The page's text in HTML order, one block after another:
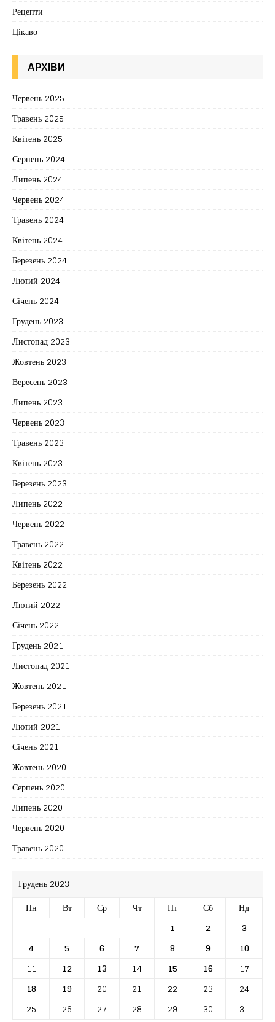
Рецепти
Цікаво
АРХІВИ
Червень 2025
Травень 2025
Квітень 2025
Серпень 2024
Липень 2024
Червень 2024
Травень 2024
Квітень 2024
Березень 2024
Лютий 2024
Січень 2024
Грудень 2023
Листопад 2023
Жовтень 2023
Вересень 2023
Липень 2023
Червень 2023
Травень 2023
Квітень 2023
Березень 2023
Липень 2022
Червень 2022
Травень 2022
Квітень 2022
Березень 2022
Лютий 2022
Січень 2022
Грудень 2021
Листопад 2021
Жовтень 2021
Березень 2021
Лютий 2021
Січень 2021
Жовтень 2020
Серпень 2020
Липень 2020
Червень 2020
Травень 2020
Грудень 2023
Пн
Вт Ср Чт Пт Сб
Нд
1
2
3
4
5 6 7 8 9
10
11
12 13 14 15 16
17
18
19 20 21 22 23
24
25
26 27 28 29 30 31